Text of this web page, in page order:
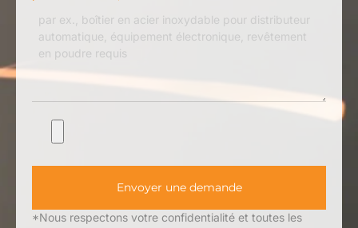
Envoyer une demande
*Nous respectons votre confidentialité et toutes les